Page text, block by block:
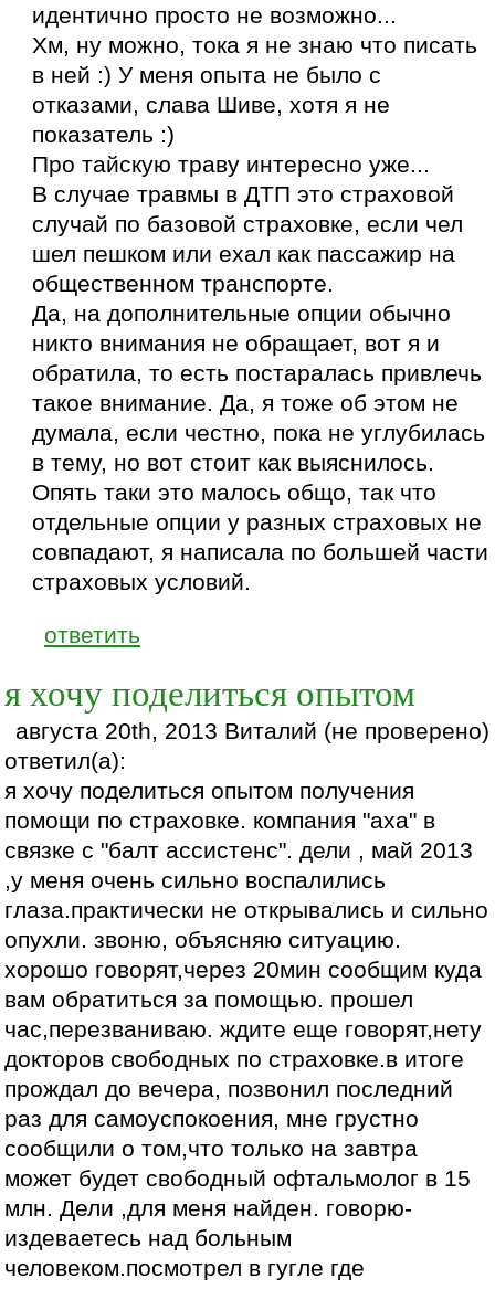
идентично просто не возможно...
Хм, ну можно, тока я не знаю что писать
в ней :) У меня опыта не было с
отказами, слава Шиве, хотя я не
показатель :)
Про тайскую траву интересно уже...
В случае травмы в ДТП это страховой
случай по базовой страховке, если чел
шел пешком или ехал как пассажир на
общественном транспорте.
Да, на дополнительные опции обычно
никто внимания не обращает, вот я и
обратила, то есть постаралась привлечь
такое внимание. Да, я тоже об этом не
думала, если честно, пока не углубилась
в тему, но вот стоит как выяснилось.
Опять таки это малось общо, так что
отдельные опции у разных страховых не
совпадают, я написала по большей части
страховых условий.
ответить
я хочу поделиться опытом
августа 20th, 2013 Виталий (не проверено)
ответил(а):
я хочу поделиться опытом получения
помощи по страховке. компания "аха" в
связке с "балт ассистенс". дели , май 2013
,у меня очень сильно воспалились
глаза.практически не открывались и сильно
опухли. звоню, объясняю ситуацию.
хорошо говорят,через 20мин сообщим куда
вам обратиться за помощью. прошел
час,перезваниваю. ждите еще говорят,нету
докторов свободных по страховке.в итоге
прождал до вечера, позвонил последний
раз для самоуспокоения, мне грустно
сообщили о том,что только на завтра
может будет свободный офтальмолог в 15
млн. Дели ,для меня найден. говорю-
издеваетесь над больным
человеком.посмотрел в гугле где